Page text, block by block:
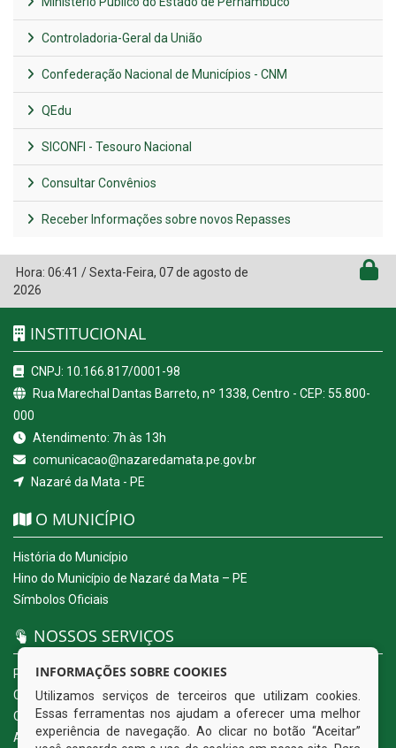
Controladoria-Geral da União
Confederação Nacional de Municípios - CNM
QEdu
SICONFI - Tesouro Nacional
Consultar Convênios
Receber Informações sobre novos Repasses
Hora: 06:41 /Sexta-Feira, 07 de agosto de
2026
INSTITUCIONAL
CNPJ: 10.166.817/0001-98
Rua Marechal Dantas Barreto, nº 1338, Centro - CEP: 55.800-
000
Atendimento: 7h às 13h
comunicacao@nazaredamata.pe.gov.br
Nazaré da Mata - PE
O MUNICÍPIO
História do Município
Hino do Município de Nazaré da Mata – PE
Símbolos Oficiais
NOSSOS SERVIÇOS
Portal da Transparência
Carta de Serviços ao Usuário
Ouvidoria Eletrônica
Acesso a Informação (eSIC)
INFORMAÇÕES SOBRE COOKIES
Utilizamos serviços de terceiros que utilizam cookies.
Essas ferramentas nos ajudam a oferecer uma melhor
experiência de navegação. Ao clicar no botão “Aceitar”